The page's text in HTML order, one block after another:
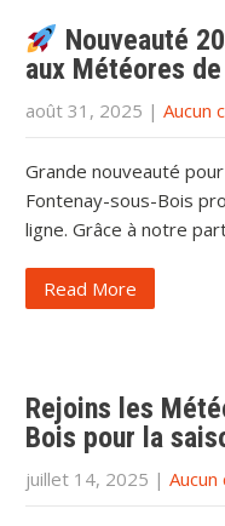
Nouveauté
aux Météores
août 31, 2025 | Aucun
Grande nouveauté
Fontenay-sous-Bois
ligne. Grâce à notre
Read More
Rejoins les
Bois pour la
juillet 14, 2025 |